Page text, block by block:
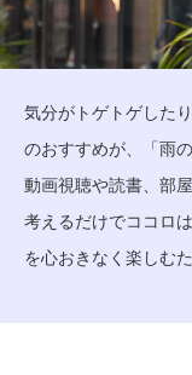
気分がトゲトゲした
のおすすめが、「雨
動画視聴や読書、部
考えるだけでココロ
を心おきなく楽しむ